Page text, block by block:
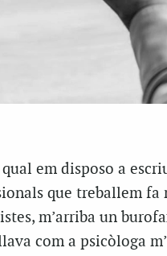
em disposo a
que treballem
m’arriba un
com a psicòloga